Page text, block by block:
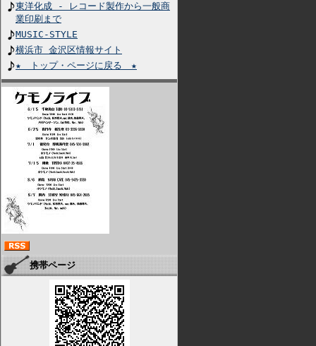
東洋化成 - レコード製作から一般商
業印刷まで
MUSIC-STYLE
横浜市 金沢区情報サイト
★ トップ・ページに戻る ★
携帯ページ